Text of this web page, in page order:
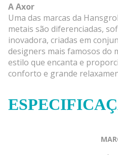
A Axor
Uma das marcas da
metais são diferenciadas,
inovadora, criadas em
designers mais famosos do
estilo que encanta e
conforto e grande